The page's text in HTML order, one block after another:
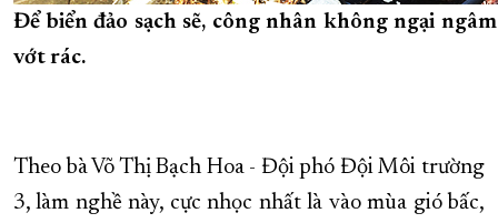
Để biển đảo sạch sẽ, công nhân không ngại
vớt rác.
Theo bà Võ Thị Bạch Hoa - Đội phó Đội Môi trường
3, làm nghề này, cực nhọc nhất là vào mùa gió bấc,